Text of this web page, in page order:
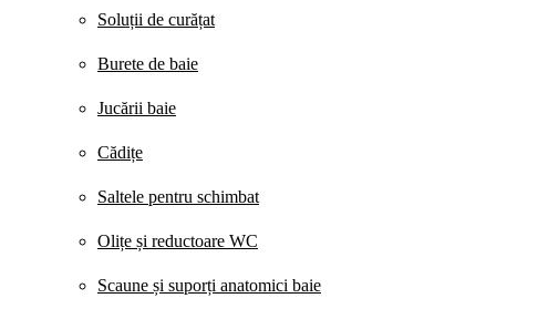
Soluții de curățat
Burete de baie
Jucării baie
Cădițe
Saltele pentru schimbat
Olițe și reductoare WC
Scaune și suporți anatomici baie